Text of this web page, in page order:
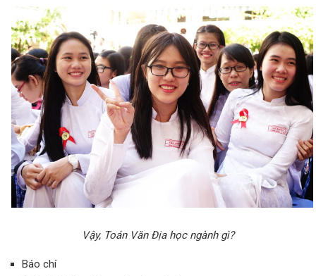
Vậy, Toán Văn Địa học ngành gì?
Báo chí